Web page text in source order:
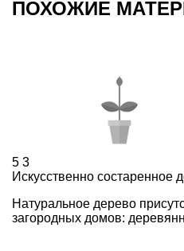
ПОХОЖИЕ
5 3
Искусственно состаренное
Натуральное дерево
загородных домов: